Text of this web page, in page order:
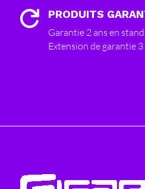
 PRODUITS
Garantie 2 ans en
Extension de garantie 3